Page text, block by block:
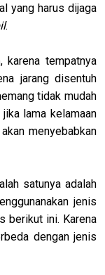
yang harus dijaga
.
karena tempatnya
jarang disentuh
tidak mudah
lama kelamaan
menyebabkan
satunya adalah
jenis
berikut ini. Karena
dengan jenis